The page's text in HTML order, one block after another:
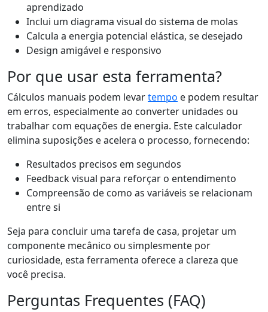
aprendizado
Inclui um diagrama visual do sistema de molas
Calcula a energia potencial elástica, se desejado
Design amigável e responsivo
Por que usar esta ferramenta?
Cálculos manuais podem levartempo e podem resultar
em erros, especialmente ao converter unidades ou
trabalhar com equações de energia. Este calculador
elimina suposições e acelera o processo, fornecendo:
Resultados precisos em segundos
Feedback visual para reforçar o entendimento
Compreensão de como as variáveis se relacionam
entre si
Seja para concluir uma tarefa de casa, projetar um
componente mecânico ou simplesmente por
curiosidade, esta ferramenta oferece a clareza que
você precisa.
Perguntas Frequentes (FAQ)